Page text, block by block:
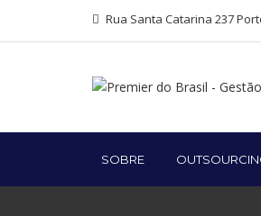
Rua Santa Catarina 237
SOBRE